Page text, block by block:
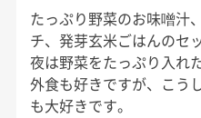
たっぷり野菜のお味噌汁
チ、発芽玄米ごはんのセ
夜は野菜をたっぷり入れ
外食も好きですが、こう
も大好きです。